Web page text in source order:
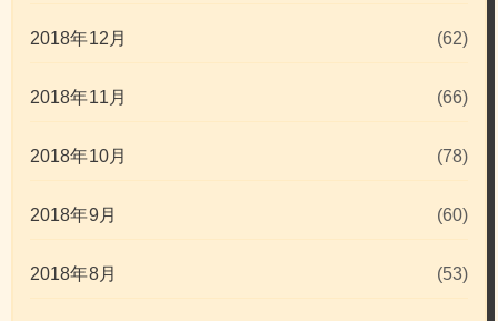
2018年12月 (62)
2018年11月 (66)
2018年10月 (78)
2018年9月 (60)
2018年8月 (53)